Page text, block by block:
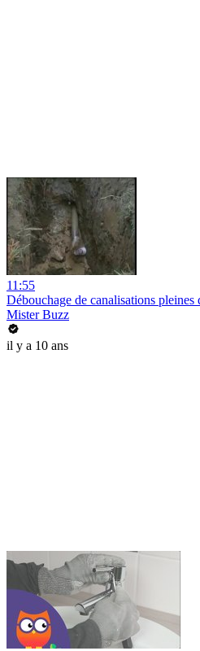
11:55
Débouchage de canalisations
Mister Buzz
il y a 10 ans